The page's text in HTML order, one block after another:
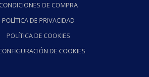
CONDICIONES DE COMPRA
POLÍTICA DE PRIVACIDAD
POLÍTICA DE COOKIES
DE COOKIES